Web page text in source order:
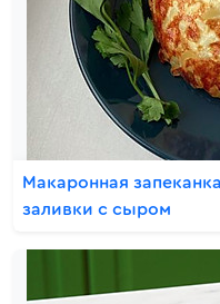
Макаронная
заливки с сыром